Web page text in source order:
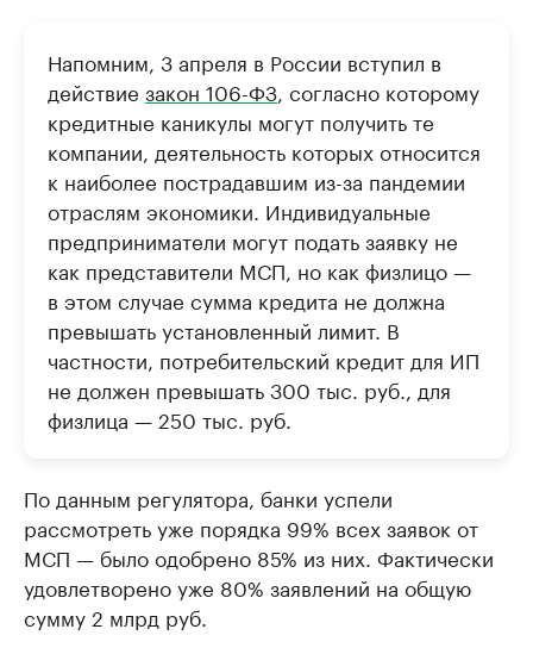
Напомним, 3 апреля в России вступил в
действие закон 106-ФЗ , согласно которому
кредитные каникулы могут получить те
компании, деятельность которых относится
к наиболее пострадавшим из-за пандемии
отраслям экономики. Индивидуальные
предприниматели могут подать заявку не
как представители МСП, но как физлицо —
в этом случае сумма кредита не должна
превышать установленный лимит. В
частности, потребительский кредит для ИП
не должен превышать 300 тыс. руб., для
физлица — 250 тыс. руб.
По данным регулятора, банки успели
рассмотреть уже порядка 99% всех заявок от
МСП — было одобрено 85% из них. Фактически
удовлетворено уже 80% заявлений на общую
сумму 2 млрд руб.